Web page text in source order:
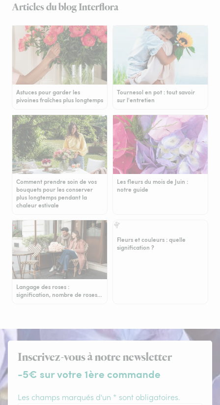
Articles du blog Interflora
Astuces pour garder les
pivoines fraîches plus longtemps
Tournesol en pot : tout savoir
sur l'entretien
Comment prendre soin de vos
bouquets pour les conserver
plus longtemps pendant la
chaleur estivale
Les fleurs du mois de Juin :
notre guide
Langage des roses :
signification, nombre de roses…
Fleurs et couleurs : quelle
signification ?
Inscrivez-vous à notre newsletter
-5€ sur votre 1ère commande
Les champs marqués d'un * sont obligatoires.